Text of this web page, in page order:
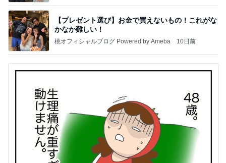
【プレゼント選び】お金で買えないもの！これがな
かなか難しい！
桃オフィシャルブログ Powered by Ameba 10日前